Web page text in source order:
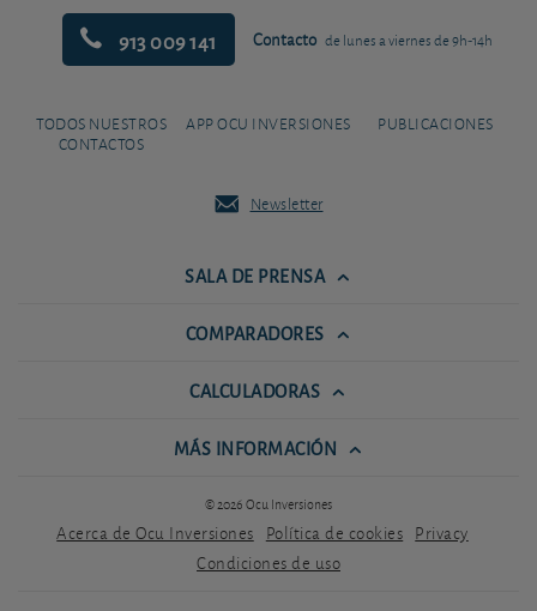
913 009 141 Contacto de lunes a viernes de 9h-14h
TODOS NUESTROS
CONTACTOS
APP OCU INVERSIONES PUBLICACIONES
Newsletter
SALA DE PRENSA
COMPARADORES
CALCULADORAS
MÁS INFORMACIÓN
© 2026 Ocu Inversiones
Acerca de Ocu Inversiones Política de cookies Privacy
Condiciones de uso